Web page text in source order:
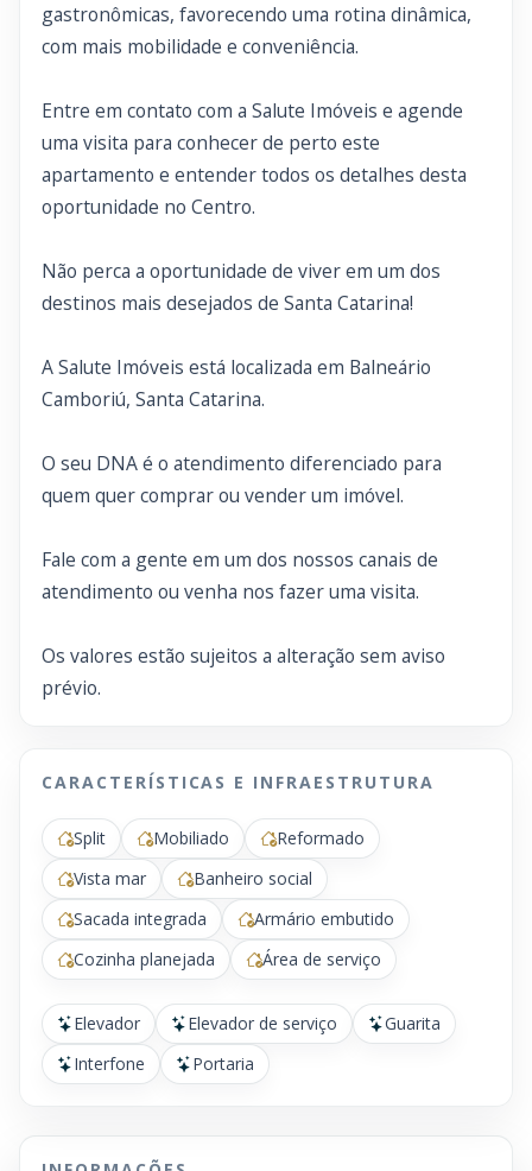
gastronômicas, favorecendo uma rotina dinâmica,
com mais mobilidade e conveniência.
Entre em contato com a Salute Imóveis e agende
uma visita para conhecer de perto este
apartamento e entender todos os detalhes desta
oportunidade no Centro.
Não perca a oportunidade de viver em um dos
destinos mais desejados de Santa Catarina!
A Salute Imóveis está localizada em Balneário
Camboriú, Santa Catarina.
O seu DNA é o atendimento diferenciado para
quem quer comprar ou vender um imóvel.
Fale com a gente em um dos nossos canais de
atendimento ou venha nos fazer uma visita.
Os valores estão sujeitos a alteração sem aviso
prévio.
CARACTERÍSTICAS E INFRAESTRUTURA
Split Mobiliado
Reformado
Vista mar
Banheiro social
Sacada integrada
Armário embutido
Cozinha planejada
Área de serviço
Elevador Elevador de serviço
Guarita
Interfone
Portaria